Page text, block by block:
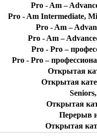
Pro - Am –
Pro - Am Intermediate,
Pro - Am –
Pro - Am –
Pro - Pro –
Pro - Pro –
Открытая
Открытая
Открытая
Перерыв
Открытая